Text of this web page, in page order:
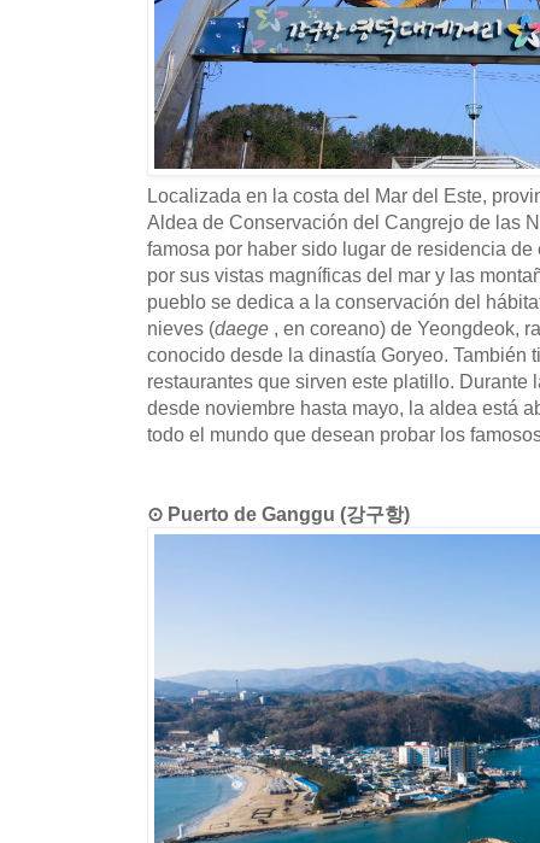
Localizada en la costa del Mar del Este,
Aldea de Conservación del Cangrejo de las
famosa por haber sido lugar de residencia
por sus vistas magníficas del mar y las
pueblo se dedica a la conservación del
nieves (daege , en coreano) de Yeongdeok,
conocido desde la dinastía Goryeo. También
restaurantes que sirven este platillo. Durante
desde noviembre hasta mayo, la aldea está
todo el mundo que desean probar los
⊙ Puerto de Ganggu (강구항)